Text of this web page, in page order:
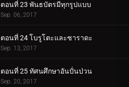
ตอนที่ 23 พันธบัตรมีทุกรูปแบบ
Sep. 06, 2017
ตอนที่ 24 โบรูโตะและซาราดะ
Sep. 13, 2017
ตอนที่ 25 ทัศนศึกษาอันปั่นป่วน
Sep. 20, 2017